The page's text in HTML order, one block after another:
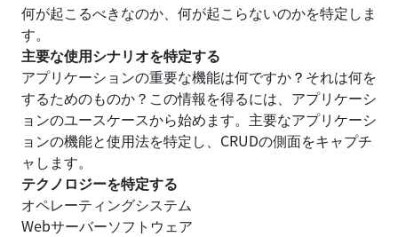
何が起こるべきなのか、何が起こらないのかを特定しま
す。
主要な使用シナリオを特定する
アプリケーションの重要な機能は何ですか？ それは何を
するためのものか？この情報を得るには、アプリケーシ
ョンのユースケースから始めます。主要なアプリケーシ
ョンの機能と使用法を特定し、CRUDの側面をキャプチ
ャします。
テクノロジーを特定する
オペレーティングシステム
Webサーバーソフトウェア